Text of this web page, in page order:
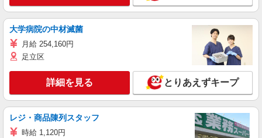
大学病院の中材滅菌
月給 254,160円
足立区
詳細を見る とりあえずキープ
レジ・商品陳列スタッフ
時給 1,120円